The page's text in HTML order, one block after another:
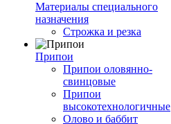
Материалы специального
назначения
Строжка и резка
Припои
Припои оловянно-
свинцовые
Припои
высокотехнологичные
Олово и баббит